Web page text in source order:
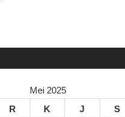
Mei 2025
R K J S